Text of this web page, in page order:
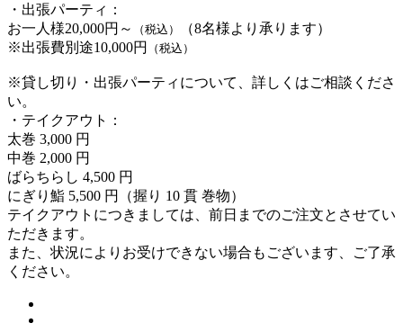
・出張パーティ：
お一人様20,000円～
（税込）
（8名様より承ります）
※出張費別途10,000円
（税込）
※貸し切り・出張パーティについて、詳しくはご相談くださ
い。
・テイクアウト：
太巻 3,000 円
中巻 2,000 円
ばらちらし 4,500 円
にぎり鮨 5,500 円（握り 10 貫 巻物）
テイクアウトにつきましては、前日までのご注文とさせてい
ただきます。
また、状況によりお受けできない場合もございます、ご了承
ください。